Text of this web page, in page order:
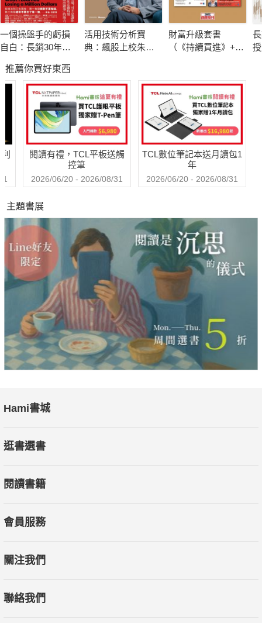
◢ 從企業實務典範案例、政府政策及資源、數位轉型理論心法，
提供三重角度分析
訴你如何實踐！
〔政策資源篇〕由經濟政策執行面，說明臺灣產業現狀，以及未
來政策可以提供的協助
〔理論心法篇〕專家學者長年研究成果與數位轉型最新觀點分享
◢ 數位科技 × 轉型策略 × 實務理論
由數位轉型學院院長詹文男所專訪之企業主、政策執行官員、相
關領域專家學者，討論數位轉型議題之精華集結成文，並進行學
理分析，是一本實務與理論兼具的數位轉型教戰手冊。
◢ 當多角化經營成為企業發展趨勢，數位轉型為重要關鍵──
★ 流行音樂產業未來該如何發展？陳子鴻、黃韻玲、林隆璇資深
化，採取何種策略？
問題，給予何種建議？提供什麼服務協助中小企業進行數位轉
一個操盤手的虧損
自白：長銷30年的
活用技術分析寶
典：飆股上校朱家
手的養成祕笈
財富升級套書
（《持續買進》+
推薦你買好東西
閱讀有禮，TCL平板送觸
控筆
2026/06/20 - 2026/08/31
TCL數位筆記本送月讀包1
年
2026/06/20 - 2026/08/31
主題書展
Hami書城
逛書選書
閱讀書籍
會員服務
關注我們
聯絡我們